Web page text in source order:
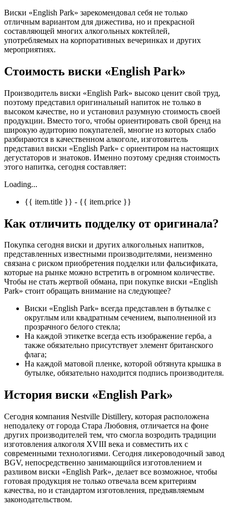
Виски «English Park» зарекомендовал себя не только
отличным вариантом для дижестива, но и прекрасной
составляющей многих алкогольных коктейлей,
употребляемых на корпоративных вечеринках и других
мероприятиях.
Стоимость виски «English Park»
Производитель виски «English Park» высоко ценит свой труд,
поэтому представил оригинальный напиток не только в
высоком качестве, но и установил разумную стоимость своей
продукции. Вместо того, чтобы ориентировать свой бренд на
широкую аудиторию покупателей, многие из которых слабо
разбираются в качественном алкоголе, изготовитель
представил виски «English Park» с ориентиром на настоящих
дегустаторов и знатоков. Именно поэтому средняя стоимость
этого напитка, сегодня составляет:
Loading...
{{ item.title }} - {{ item.price }}
Как отличить подделку от оригинала?
Покупка сегодня виски и других алкогольных напитков,
представленных известными производителями, неизменно
связана с риском приобретения подделки или фальсификата,
которые на рынке можно встретить в огромном количестве.
Чтобы не стать жертвой обмана, при покупке виски «English
Park» стоит обращать внимание на следующее?
Виски «English Park» всегда представлен в бутылке с
округлым или квадратным сечением, выполненной из
прозрачного белого стекла;
На каждой этикетке всегда есть изображение герба, а
также обязательно присутствует элемент британского
флага;
На каждой матовой пленке, которой обтянута крышка в
бутылке, обязательно находится подпись производителя.
История виски «English Park»
Сегодня компания Nestville Distillery, которая расположена
неподалеку от города Стара Любовня, отличается на фоне
других производителей тем, что смогла возродить традиции
изготовления алкоголя XVIII века и совместить их с
современными технологиями. Сегодня ликероводочный завод
BGV, непосредственно занимающийся изготовлением и
разливом виски «English Park», делает все возможное, чтобы
готовая продукция не только отвечала всем критериям
качества, но и стандартом изготовления, предъявляемым
законодательством.